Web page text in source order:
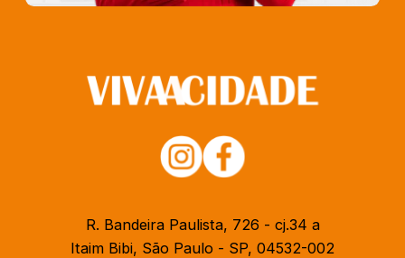
R. Bandeira Paulista, 726 - cj.34 a
Itaim Bibi, São Paulo - SP, 04532-002